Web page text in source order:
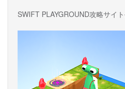
SWIFT PLAYGROUND攻略サイ